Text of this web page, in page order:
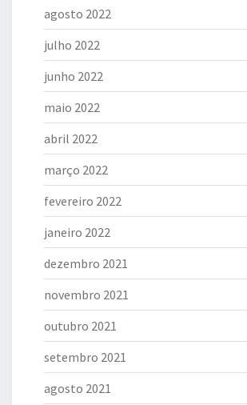
agosto 2022
julho 2022
junho 2022
maio 2022
abril 2022
março 2022
fevereiro 2022
janeiro 2022
dezembro 2021
novembro 2021
outubro 2021
setembro 2021
agosto 2021